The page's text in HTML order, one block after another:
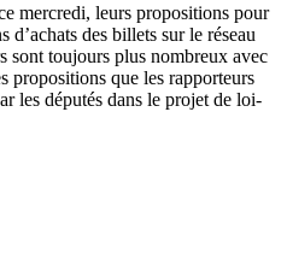
mercredi, leurs propositions pour
des billets sur le réseau
sont toujours plus nombreux avec
propositions que les rapporteurs
les députés dans le projet de loi-